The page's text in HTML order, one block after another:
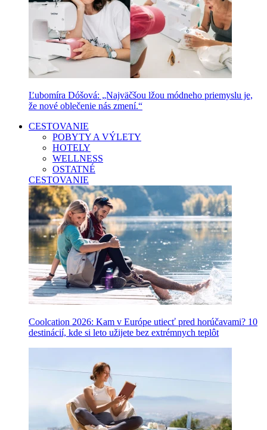
Ľubomíra Dóšová: „Najväčšou lžou módneho priemyslu je,
že nové oblečenie nás zmení.“
CESTOVANIE
POBYTY A VÝLETY
HOTELY
WELLNESS
OSTATNÉ
CESTOVANIE
Coolcation 2026: Kam v Európe utiecť pred horúčavami? 10
destinácií, kde si leto užijete bez extrémnych teplôt